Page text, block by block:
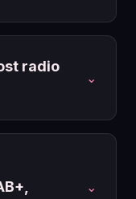
radio
⌄
⌄